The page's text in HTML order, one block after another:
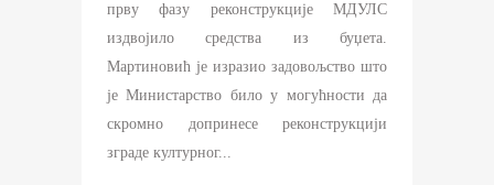
прву фазу реконструкције МДУЛС
издвојило средства из буџета.
Мартиновић је изразио задовољство што
је Министарство било у могућности да
скромно допринесе реконструкцији
зграде културног...